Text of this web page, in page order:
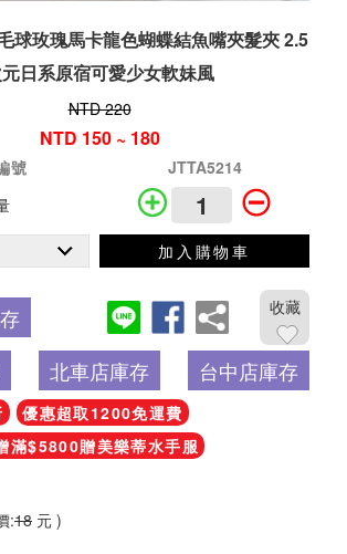
球玫瑰馬卡龍色蝴蝶結魚嘴夾髮夾 2.5
日系原宿可愛少女軟妹風
NTD 220
NTD 150 ~ 180
號
JTTA5214
加入購物車
收藏
北車店庫存 台中店庫存
優惠超取1200免運費
滿$5800贈美樂蒂水手服
:18 元 )